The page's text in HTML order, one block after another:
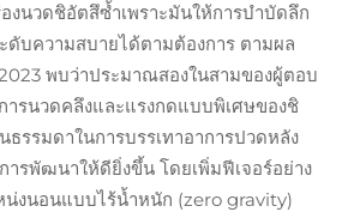
งนวดชิอัตสึซ้ำเพราะมันให้การบำบัดลึก
ดับความสบายได้ตามต้องการ ตามผล
พบว่าประมาณสองในสามของผู้ตอบ
ารนวดคลึงและแรงกดแบบพิเศษของชิ
ธรรมดาในการบรรเทาอาการปวดหลัง
ารพัฒนาให้ดียิ่งขึ้น โดยเพิ่มฟีเจอร์อย่าง
น่งนอนแบบไร้น้ำหนัก (zero gravity)